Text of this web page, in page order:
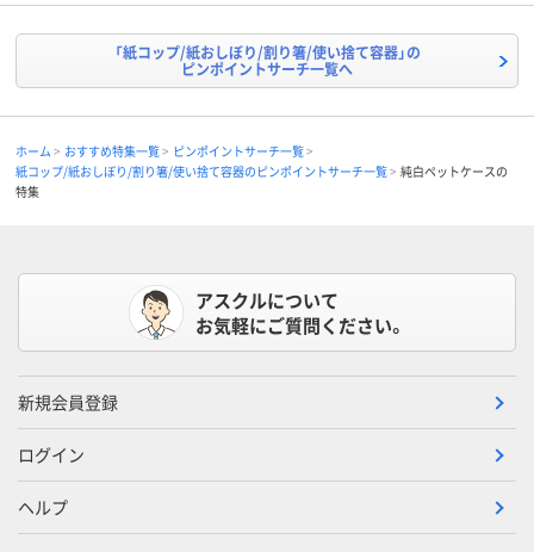
「紙コップ/紙おしぼり/割り箸/使い捨て容器」の
ピンポイントサーチ一覧へ
ホーム おすすめ特集一覧
ピンポイントサーチ一覧
紙コップ/紙おしぼり/割り箸/使い捨て容器のピンポイントサーチ一覧
純白ペットケースの
特集
アスクルについて
お気軽にご質問ください。
新規会員登録
ログイン
ヘルプ